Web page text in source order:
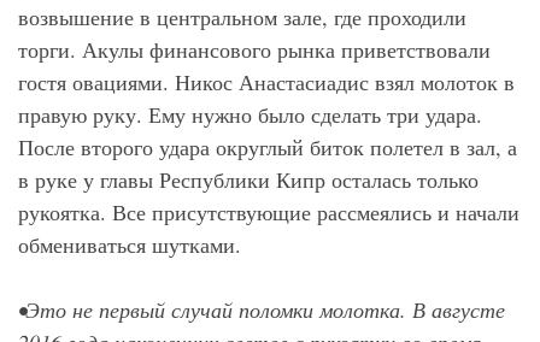
возвышение в центральном зале, где проходили
торги. Акулы финансового рынка приветствовали
гостя овациями. Никос Анастасиадис взял молоток в
правую руку. Ему нужно было сделать три удара.
После второго удара округлый биток полетел в зал, а
в руке у главы Республики Кипр осталась только
рукоятка. Все присутствующие рассмеялись и начали
обмениваться шутками.
•Это не первый случай поломки молотка. В августе